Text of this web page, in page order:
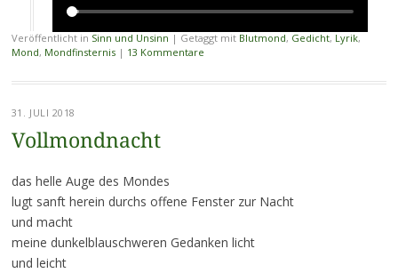
Veröffentlicht in Sinn und Unsinn | Getaggt mit Blutmond, Gedicht, Lyrik,
Mond, Mondfinsternis | 13 Kommentare
31. JULI 2018
Vollmondnacht
das helle Auge des Mondes
lugt sanft herein durchs offene Fenster zur Nacht
und macht
meine dunkelblauschweren Gedanken licht
und leicht